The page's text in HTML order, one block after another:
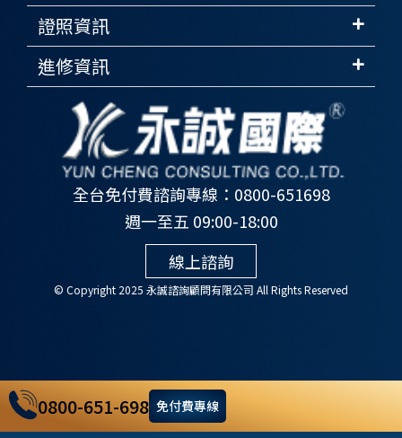
全台免付費諮詢專線：0800-651698
週一至五 09:00-18:00
線上諮詢
© Copyright 2025 永誠諮詢顧問有限公司 All Rights Reserved
證照資訊
進修資訊
0800-651-698 免付費專線